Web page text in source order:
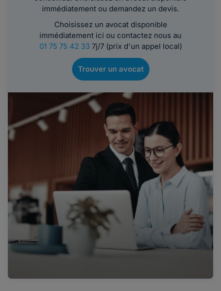
immédiatement ou demandez un devis.
Choisissez un avocat disponible
immédiatement ici ou contactez nous au
01 75 75 42 337j/7 (prix d'un appel local)
Trouver un avocat